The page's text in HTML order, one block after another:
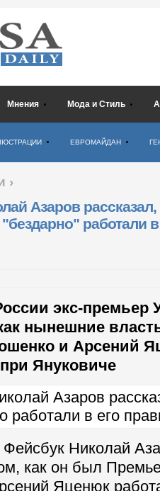
Мнения Мода и Стиль
ЕВРОМАЙДАН
›
Азаров рассказал,
работали в
экс-премьер
нынешние
и Арсений
Януковиче
Николай
как он был
Яценюк